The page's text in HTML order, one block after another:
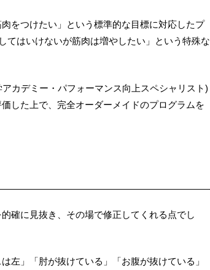
をつけたい」という標準的な目標に対応したプ
てはいけないが筋肉は増やしたい」という特殊な
カデミー・パフォーマンス向上スペシャリスト)
した上で、完全オーダーメイドのプログラムを
確に見抜き、その場で修正してくれる点でし
左」「肘が抜けている」「お腹が抜けている」